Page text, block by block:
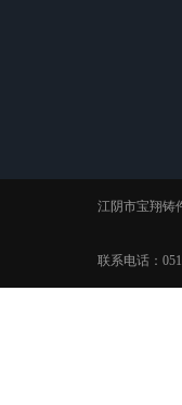
江阴市宝翔铸
联系电话：